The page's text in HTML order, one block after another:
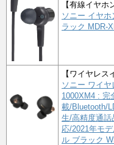
【有線イヤホ
ソニー イヤ
ラック MDR-
【ワイヤレス
ソニー ワイ
1000XM4 : 完
載/Bluetooth/
生/高精度通
応/2021年モ
ル ブラック